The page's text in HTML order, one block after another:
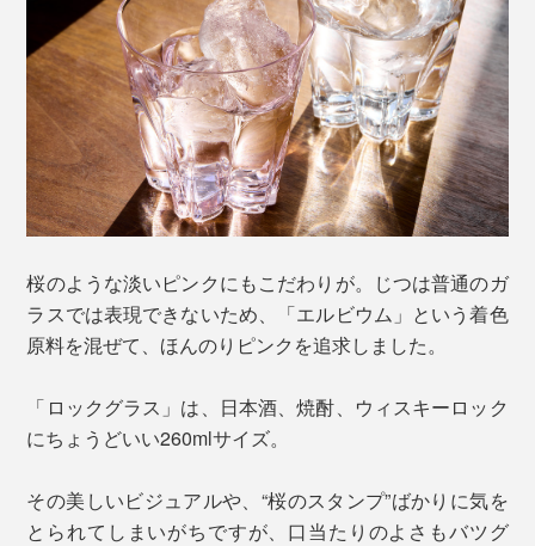
桜のような淡いピンクにもこだわりが。じつは普通のガ
ラスでは表現できないため、「エルビウム」という着色
原料を混ぜて、ほんのりピンクを追求しました。
「ロックグラス」は、日本酒、焼酎、ウィスキーロック
にちょうどいい260mlサイズ。
その美しいビジュアルや、“桜のスタンプ”ばかりに気を
とられてしまいがちですが、口当たりのよさもバツグ